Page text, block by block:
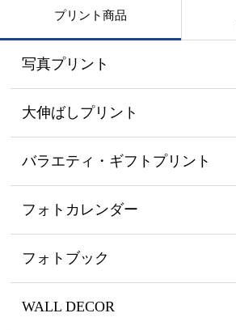
プリント商品
写真プリント
大伸ばしプリント
バラエティ・ギフトプリント
フォトカレンダー
フォトブック
WALL DECOR